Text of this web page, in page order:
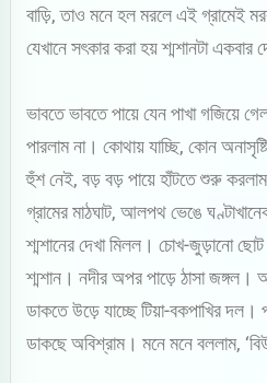
বাড়ি, তাও মনে হল মরলে এই গ্রামেই
যেখানে সৎকার করা হয় শ্মশানটা একবার
ভাবতে ভাবতে পায়ে যেন পাখা গজিয়ে
পারলাম না। কোথায় যাচ্ছি, কোন
হুঁশ নেই, বড় বড় পায়ে হাঁটতে শুরু
গ্রামের মাঠঘাট, আলপথ ভেঙে
শ্মশানের দেখা মিলল। চোখ-জুড়ানো ছোট
শ্মশান। নদীর অপর পাড়ে ঠাসা
ডাকতে উড়ে যাচ্ছে টিয়া-বকপাখির দল।
ডাকছে অবিশ্রাম। মনে মনে বললাম,